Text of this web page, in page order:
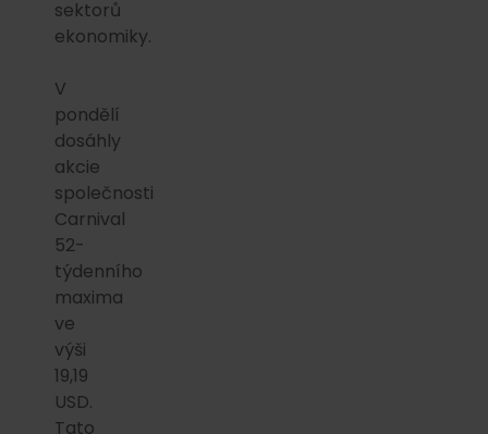
sektorů
ekonomiky.
V
pondělí
dosáhly
akcie
společnosti
Carnival
52-
týdenního
maxima
ve
výši
19,19
USD.
Tato